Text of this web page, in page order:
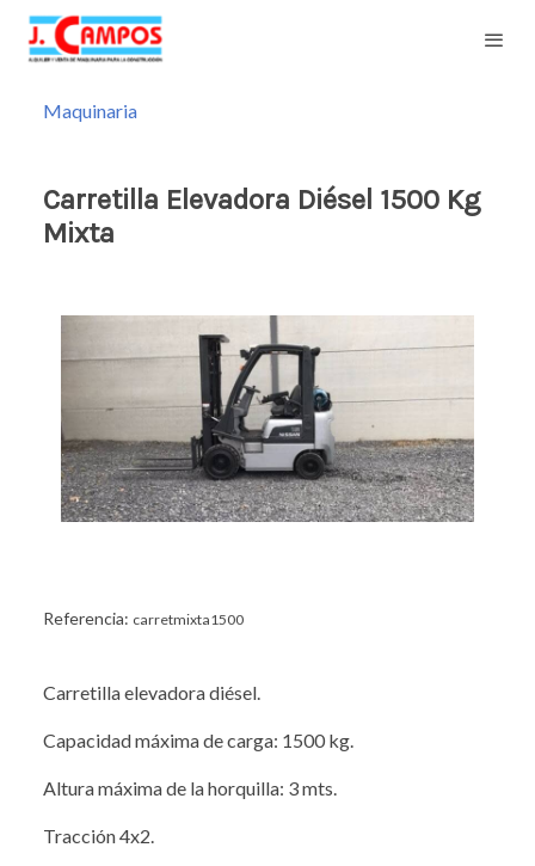
Maquinaria
Carretilla Elevadora Diésel 1500 Kg
Mixta
Referencia: carretmixta1500
Carretilla elevadora diésel.
Capacidad máxima de carga: 1500 kg.
Altura máxima de la horquilla: 3 mts.
Tracción 4x2.